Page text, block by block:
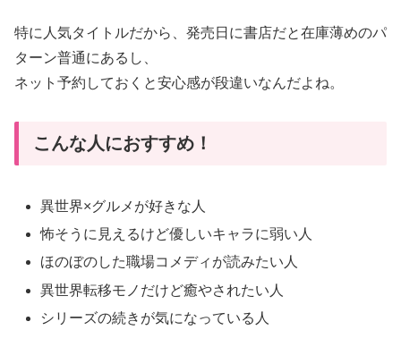
特に人気タイトルだから、発売日に書店だと在庫薄めのパ
ターン普通にあるし、
ネット予約しておくと安心感が段違いなんだよね。
こんな人におすすめ！
異世界×グルメが好きな人
怖そうに見えるけど優しいキャラに弱い人
ほのぼのした職場コメディが読みたい人
異世界転移モノだけど癒やされたい人
シリーズの続きが気になっている人